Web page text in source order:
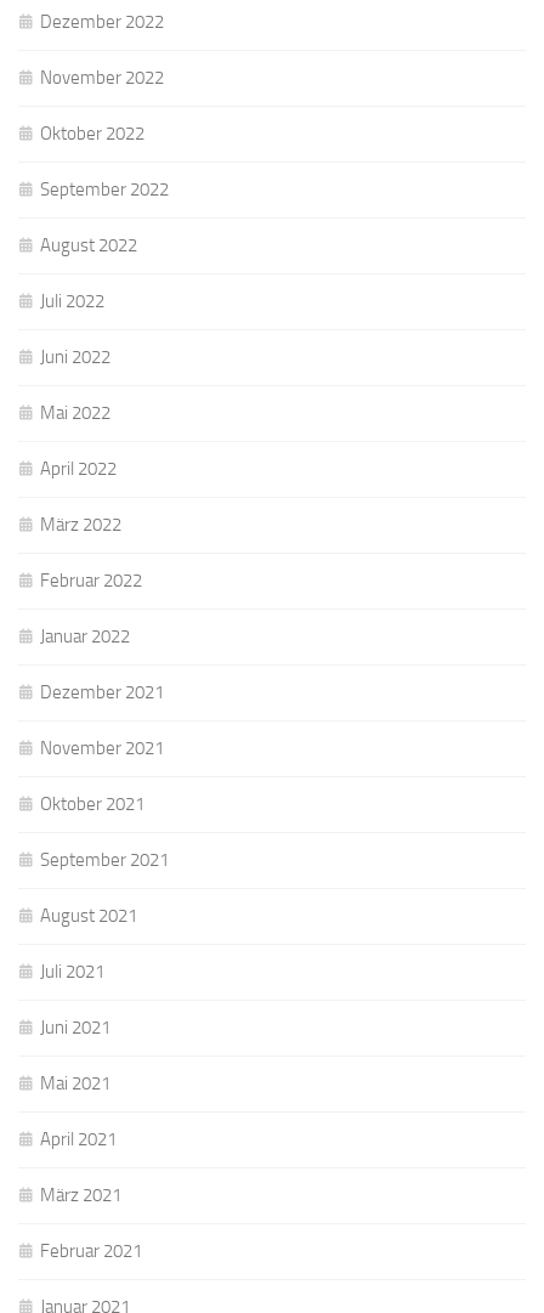
Dezember 2022
November 2022
Oktober 2022
September 2022
August 2022
Juli 2022
Juni 2022
Mai 2022
April 2022
März 2022
Februar 2022
Januar 2022
Dezember 2021
November 2021
Oktober 2021
September 2021
August 2021
Juli 2021
Juni 2021
Mai 2021
April 2021
März 2021
Februar 2021
Januar 2021